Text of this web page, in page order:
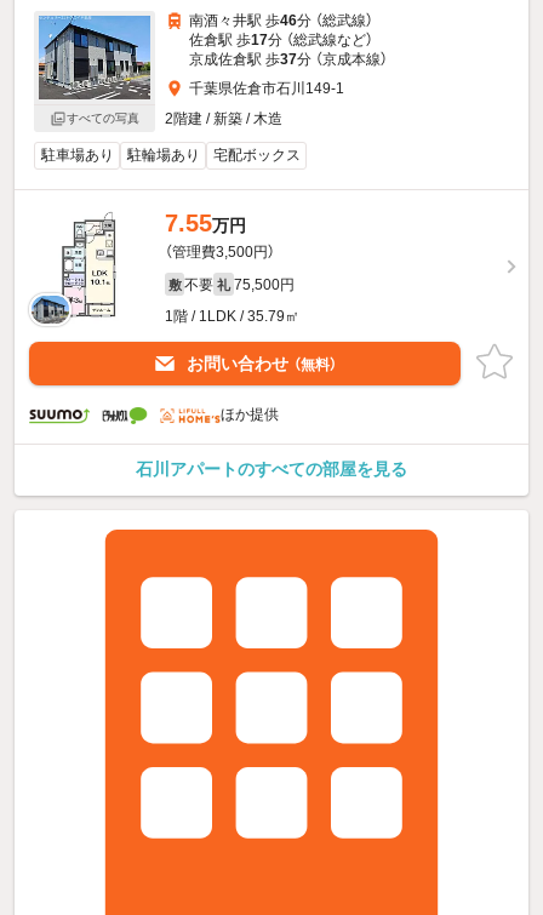
すべての写真
南酒々井駅 歩46分 （総武線）
佐倉駅 歩17分 （総武線など）
京成佐倉駅 歩37分 （京成本線）
千葉県佐倉市石川149-1
2階建 / 新築 / 木造
駐車場あり 駐輪場あり 宅配ボックス
7.55万円
（管理費3,500円）
敷 不要 礼 75,500円
1階 / 1LDK / 35.79㎡
お問い合わせ （無料）
ほか提供
石川アパートのすべての部屋を見る